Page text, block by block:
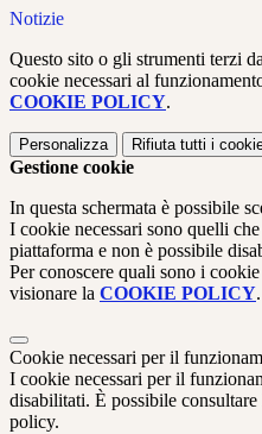
Notizie
Questo sito o gli strumenti terzi
cookie necessari al
COOKIE POLICY.
Personalizza Rifiuta tutti i
Gestione cookie
In questa schermata è possibile
I cookie necessari sono quelli
piattaforma e non è possibile
Per conoscere quali sono i
visionare la COOKIE POLICY.
Cookie necessari per il
I cookie necessari per il
disabilitati. È possibile
policy.